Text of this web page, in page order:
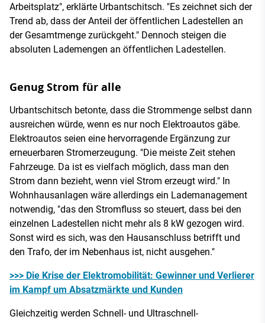
Arbeitsplatz", erklärte Urbantschitsch. "Es zeichnet sich der
Trend ab, dass der Anteil der öffentlichen Ladestellen an
der Gesamtmenge zurückgeht." Dennoch steigen die
absoluten Lademengen an öffentlichen Ladestellen.
Genug Strom für alle
Urbantschitsch betonte, dass die Strommenge selbst dann
ausreichen würde, wenn es nur noch Elektroautos gäbe.
Elektroautos seien eine hervorragende Ergänzung zur
erneuerbaren Stromerzeugung. "Die meiste Zeit stehen
Fahrzeuge. Da ist es vielfach möglich, dass man den
Strom dann bezieht, wenn viel Strom erzeugt wird." In
Wohnhausanlagen wäre allerdings ein Lademanagement
notwendig, "das den Stromfluss so steuert, dass bei den
einzelnen Ladestellen nicht mehr als 8 kW gezogen wird.
Sonst wird es sich, was den Hausanschluss betrifft und
den Trafo, der im Nebenhaus ist, nicht ausgehen."
>>> Die Krise der Elektromobilität: Gewinner und Verlierer
im Kampf um Absatzmärkte und Kunden
Gleichzeitig werden Schnell- und Ultraschnell-